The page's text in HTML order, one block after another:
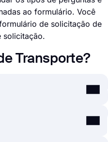
ao formulário. Você
de solicitação de
solicitação.
Transporte?
alunos ou de